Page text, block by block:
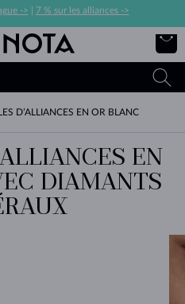
-> 7 % sur les alliances ->
D’ALLIANCES EN OR BLANC
EN
DIAMANTS